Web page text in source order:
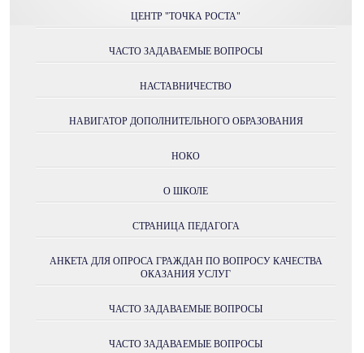
ЦЕНТР "ТОЧКА РОСТА"
ЧАСТО ЗАДАВАЕМЫЕ ВОПРОСЫ
НАСТАВНИЧЕСТВО
НАВИГАТОР ДОПОЛНИТЕЛЬНОГО ОБРАЗОВАНИЯ
НОКО
О ШКОЛЕ
СТРАНИЦА ПЕДАГОГА
АНКЕТА ДЛЯ ОПРОСА ГРАЖДАН ПО ВОПРОСУ КАЧЕСТВА
ОКАЗАНИЯ УСЛУГ
ЧАСТО ЗАДАВАЕМЫЕ ВОПРОСЫ
ЧАСТО ЗАДАВАЕМЫЕ ВОПРОСЫ